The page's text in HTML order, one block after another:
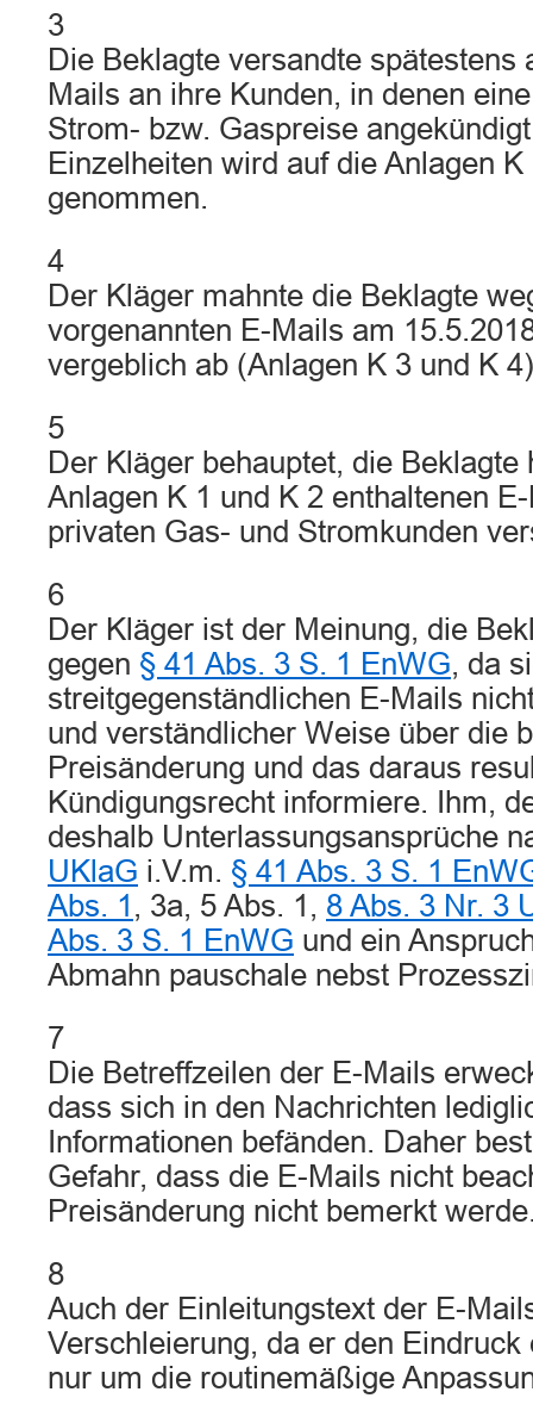
3
Die Beklagte versandte spätestens
Mails an ihre Kunden, in denen
Strom- bzw. Gaspreise
Einzelheiten wird auf die Anlagen
genommen.
4
Der Kläger mahnte die Beklagte
vorgenannten E-Mails am
vergeblich ab (Anlagen K 3 und K
5
Der Kläger behauptet, die Beklagte
Anlagen K 1 und K 2 enthaltenen
privaten Gas- und Stromkunden
6
Der Kläger ist der Meinung, die
gegen § 41 Abs. 3 S. 1 EnWG, da
streitgegenständlichen E-Mails
und verständlicher Weise über die
Preisänderung und das daraus
Kündigungsrecht informiere. Ihm,
deshalb Unterlassungsansprüche
UKlaG i.V.m. § 41 Abs. 3 S. 1
Abs. 1 , 3a, 5 Abs. 1, 8 Abs. 3 Nr. 3
Abs. 3 S. 1 EnWG und ein
Abmahn pauschale nebst
7
Die Betreffzeilen der E-Mails
dass sich in den Nachrichten
Informationen befänden. Daher
Gefahr, dass die E-Mails nicht
Preisänderung nicht bemerkt
8
Auch der Einleitungstext der E-
Verschleierung, da er den
nur um die routinemäßige